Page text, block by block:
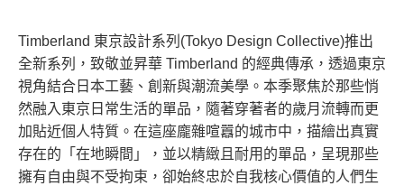
Timberland 東京設計系列(Tokyo Design Collective)推出
全新系列，致敬並昇華 Timberland 的經典傳承，透過東京
視角結合日本工藝、創新與潮流美學。本季聚焦於那些悄
然融入東京日常生活的單品，隨著穿著者的歲月流轉而更
加貼近個人特質。在這座龐雜喧囂的城市中，描繪出真實
存在的「在地瞬間」，並以精緻且耐用的單品，呈現那些
擁有自由與不受拘束，卻始終忠於自我核心價值的人們生